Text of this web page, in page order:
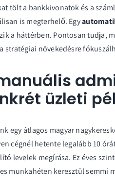
tölt a bankkivonatok és a
is megterhelő. Egy
a háttérben. Pontosan tudja,
stratégiai növekedésre
üzleti
egy átlagos magyar
cégnél hetente legalább 10
levelek megírása. Ez éves
munkahéten keresztül semmi